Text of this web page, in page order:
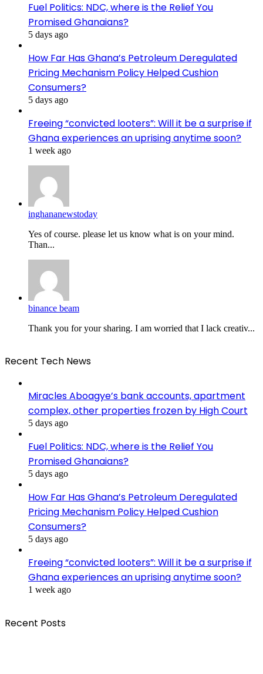
Fuel Politics: NDC, where is the Relief You
Promised Ghanaians?
5 days ago
How Far Has Ghana’s Petroleum Deregulated
Pricing Mechanism Policy Helped Cushion
Consumers?
5 days ago
Freeing “convicted looters”: Will it be a surprise if
Ghana experiences an uprising anytime soon?
1 week ago
inghananewstoday
Yes of course. please let us know what is on your mind.
Than...
binance beam
Thank you for your sharing. I am worried that I lack creativ...
Recent Tech News
Miracles Aboagye’s bank accounts, apartment
complex, other properties frozen by High Court
5 days ago
Fuel Politics: NDC, where is the Relief You
Promised Ghanaians?
5 days ago
How Far Has Ghana’s Petroleum Deregulated
Pricing Mechanism Policy Helped Cushion
Consumers?
5 days ago
Freeing “convicted looters”: Will it be a surprise if
Ghana experiences an uprising anytime soon?
1 week ago
Recent Posts